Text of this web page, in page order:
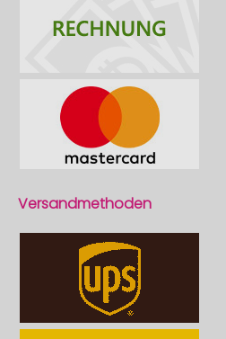
Versandmethoden